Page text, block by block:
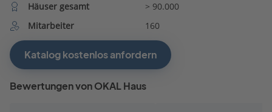
Häuser gesamt
> 90.000
Mitarbeiter
160
Katalog kostenlos anfordern
Bewertungen von OKAL Haus